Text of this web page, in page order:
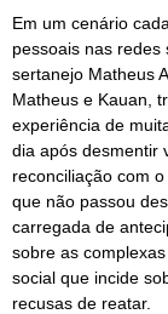
Em um cenário
pessoais nas redes
sertanejo Matheus
Matheus e Kauan,
experiência de
dia após desmentir
reconciliação com
que não passou
carregada de
sobre as
social que incide
recusas de reatar.